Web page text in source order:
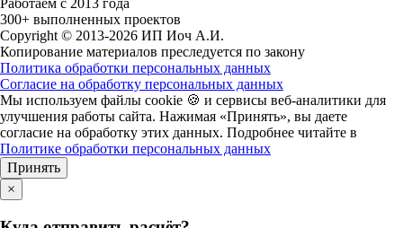
300+ выполненных проектов
Copyright © 2013-2026 ИП Иоч А.И.
Копирование материалов преследуется по закону
Политика обработки персональных данных
Согласие на обработку персональных данных
Мы используем файлы cookie 🍪 и сервисы веб-аналитики для
улучшения работы сайта. Нажимая «Принять», вы даете
согласие на обработку этих данных. Подробнее читайте в
Политике обработки персональных данных
Принять
×